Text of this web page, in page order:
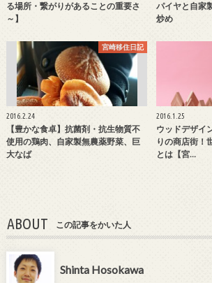
る場所・繋がりがあることの重要さ
～】
パイヤと自家
炒め
宮崎移住日記
2016.2.24
【豊かな食卓】抗菌剤・抗生物質不
使用の鶏肉、自家製無農薬野菜、巨
大なば
2016.1.25
ウッドデザイ
りの商店街！
とは【宮…
ABOUT この記事をかいた人
Shinta Hosokawa